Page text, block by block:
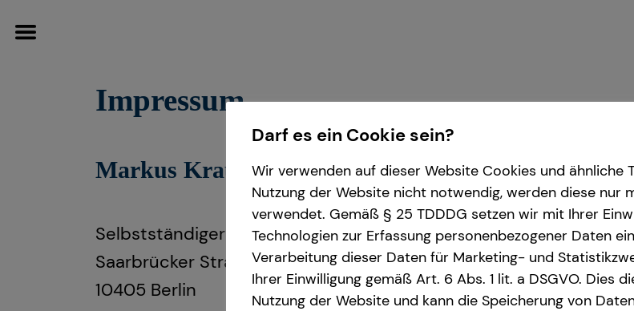
Wissenswertes
Impressum
Markus Krause
Selbstständiger Repräsentant für die tecis
Saarbrücker Straße 29
10405 Berlin
Darf es ein Cookie sein?
Wir verwenden auf dieser Website Cookies und ähnliche
Nutzung der Website nicht notwendig, werden diese nur
verwendet. Gemäß § 25 TDDDG setzen wir mit Ihrer
Technologien zur Erfassung personenbezogener Daten
Verarbeitung dieser Daten für Marketing- und
Ihrer Einwilligung gemäß Art. 6 Abs. 1 lit. a DSGVO. Dies
Nutzung der Website und kann die Speicherung von